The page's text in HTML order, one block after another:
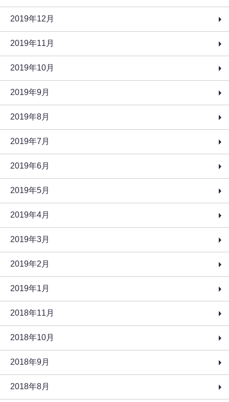
2019年12月
2019年11月
2019年10月
2019年9月
2019年8月
2019年7月
2019年6月
2019年5月
2019年4月
2019年3月
2019年2月
2019年1月
2018年11月
2018年10月
2018年9月
2018年8月